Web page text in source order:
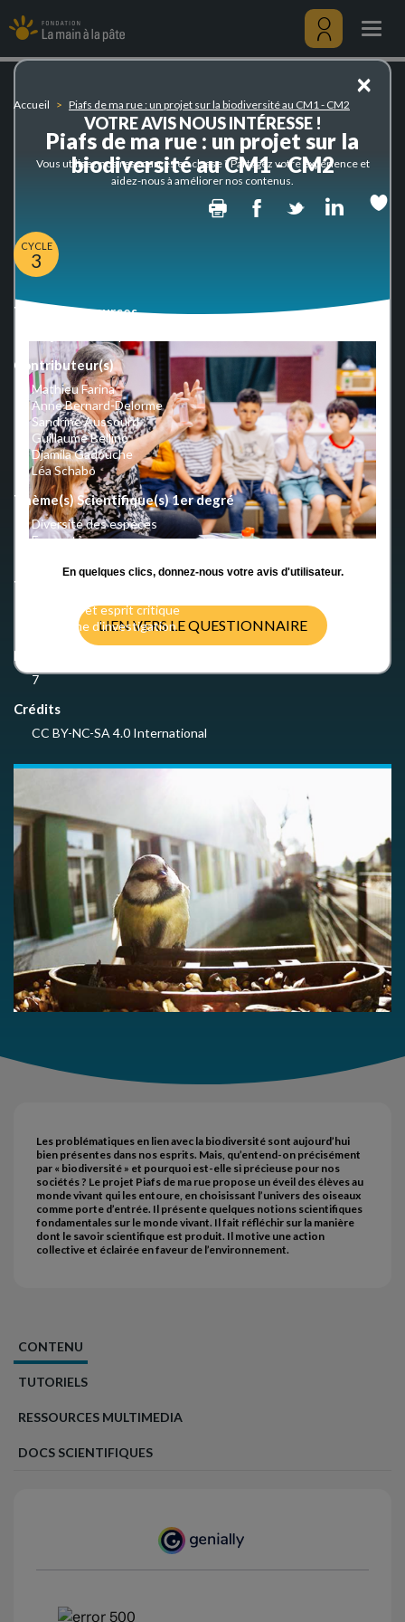
de
ma
rue
biodiversité
CM2
au
contenu
principal
Menu
Accueil Piafs de ma rue : un projet sur la biodiversité au CM1 - CM2
Piafs de ma rue : un projet sur la
biodiversité au CM1 - CM2
Print Facebook
Twitter
CYCLE
3
Type de ressources
Contributeur(s)
Mathieu Farina
Anne Bernard-Delorme
Sandrine Aussourd
Guillaume Bellino
Djamila Gadouche
Léa Schabo
Thème(s) Scientifique(s) 1er degré
Diversité des espèces
Ecosystèmes
Thème(s) pédagogique(s) 1er degré
Sciences et esprit critique
Démarche d'investigation
Nombre d'activités
7
Crédits
CC BY-NC-SA 4.0 International
Les problématiques en lien avec la biodiversité sont aujourd’hui
bien présentes dans nos esprits. Mais, qu’entend-on précisément
par « biodiversité » et pourquoi est-elle si précieuse pour nos
sociétés ? Le projet Piafs de ma rue propose un éveil des élèves au
monde vivant qui les entoure, en choisissant l’univers des oiseaux
comme porte d’entrée. Il présente quelques notions scientifiques
fondamentales sur le monde vivant. Il fait réfléchir sur la manière
dont le savoir scientifique est produit. Il motive une action
collective et éclairée en faveur de l’environnement.
CONTENU
TUTORIELS
RESSOURCES MULTIMEDIA
DOCS SCIENTIFIQUES
×
VOTRE AVIS NOUS INTÉRESSE !
Vous utilisez nos ressources en classe ? Partagez votre expérience et
aidez-nous à améliorer nos contenus.
En quelques clics, donnez-nous votre avis d'utilisateur.
LIEN VERS LE QUESTIONNAIRE